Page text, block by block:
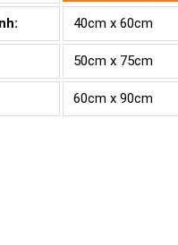
40cm x 60cm
50cm x 75cm
60cm x 90cm